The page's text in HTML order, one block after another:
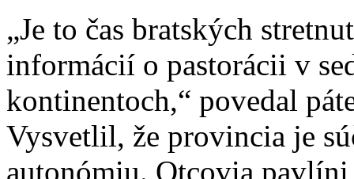
„Je to čas bratských
informácií o pastorácii v
kontinentoch,“ povedal
Vysvetlil, že provincia je
autonómiu. Otcovia